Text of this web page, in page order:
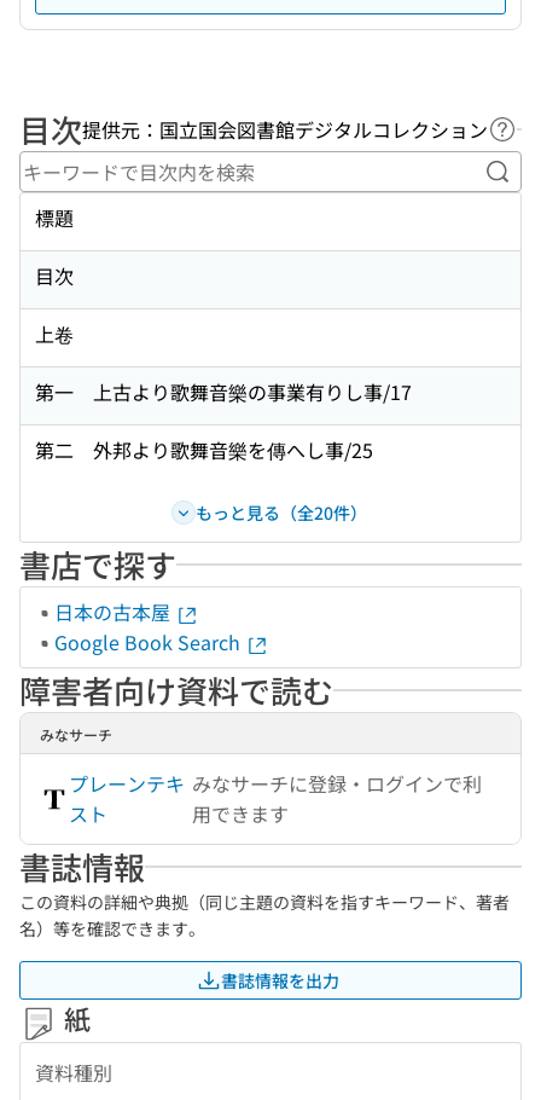
目次提供元：国立国会図書館デジタルコレクション ヘ
キ
標題
目次
上卷
第一 上古より歌舞音樂の事業有りし事/17
第二 外邦より歌舞音樂を傳へし事/25
もっと見る（全20件）
書店で探す
日本の古本屋
Google Book Search
障害者向け資料で読む
みなサーチ
プレーンテキ
スト
みなサーチに登録・ログインで利
用できます
書誌情報
この資料の詳細や典拠（同じ主題の資料を指すキーワード、著者
名）等を確認できます。
書誌情報を出力
紙
資料種別